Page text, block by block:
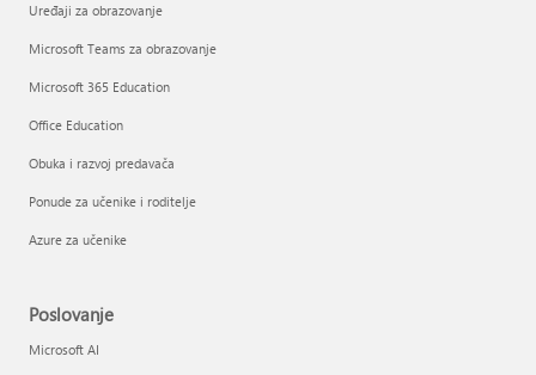
Uređaji za obrazovanje
Microsoft Teams za obrazovanje
Microsoft 365 Education
Office Education
Obuka i razvoj predavača
Ponude za učenike i roditelje
Azure za učenike
Poslovanje
Microsoft AI